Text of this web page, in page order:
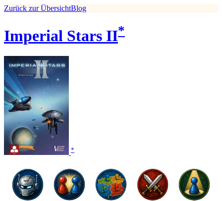
Zurück zur ÜbersichtBlog
Imperial Stars II*
*